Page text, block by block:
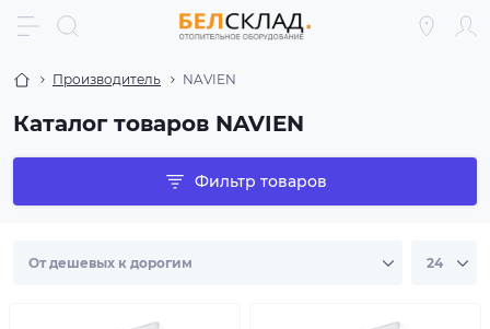
Производитель NAVIEN
Каталог товаров NAVIEN
Фильтр товаров